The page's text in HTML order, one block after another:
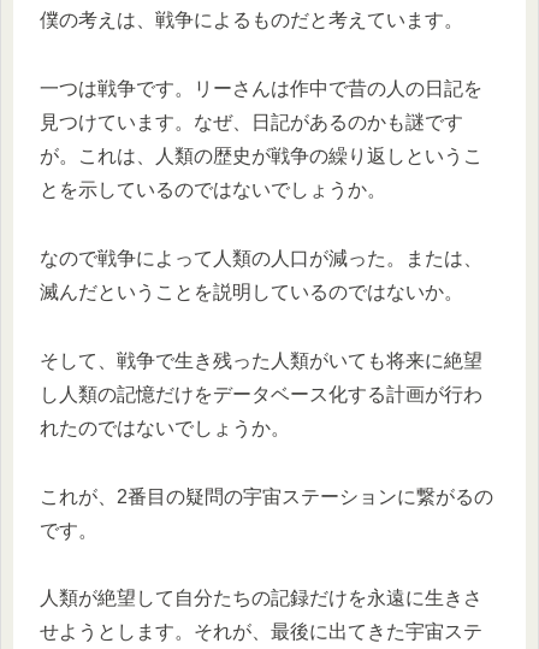
僕の考えは、戦争によるものだと考えています。
一つは戦争です。リーさんは作中で昔の人の日記を
見つけています。なぜ、日記があるのかも謎です
が。これは、人類の歴史が戦争の繰り返しというこ
とを示しているのではないでしょうか。
なので戦争によって人類の人口が減った。または、
滅んだということを説明しているのではないか。
そして、戦争で生き残った人類がいても将来に絶望
し人類の記憶だけをデータベース化する計画が行わ
れたのではないでしょうか。
これが、2番目の疑問の宇宙ステーションに繋がるの
です。
人類が絶望して自分たちの記録だけを永遠に生きさ
せようとします。それが、最後に出てきた宇宙ステ